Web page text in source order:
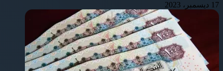
17 ديسمبر، 2023